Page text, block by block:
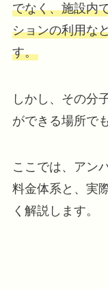
でなく、施設内
ションの利用な
す。
しかし、その分
ができる場所で
ここでは、アン
料金体系と、実
く解説します。